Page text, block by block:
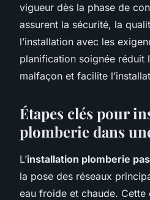
vigueur dès la phase de
assurent la sécurité, la
l’installation avec les
planification soignée réduit
malfaçon et facilite
Étapes clés pour
plomberie dans
L’installation plomberie
la pose des réseaux
eau froide et chaude.